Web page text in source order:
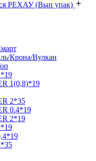
РЕХАУ (Вып упак)
Крона/Вулкан
1(0,8)*19
2*35
0.4*19
2*19